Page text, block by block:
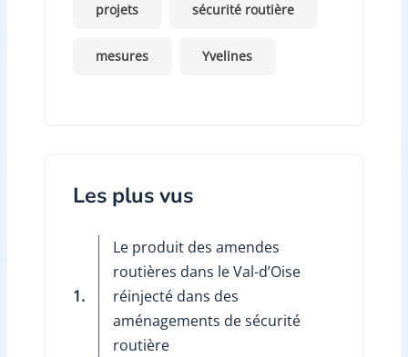
projets sécurité routière
mesures Yvelines
Les plus vus
1.
Le produit des amendes
routières dans le Val-d’Oise
réinjecté dans des
aménagements de sécurité
routière